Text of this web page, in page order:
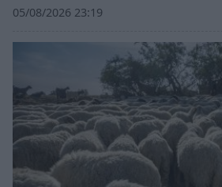
05/08/2026 23:19